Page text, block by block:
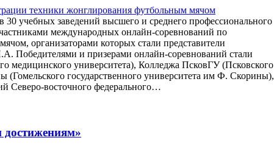
30 учебных заведений высшего и среднего профессионального
международных онлайн-соревнований по
организаторами которых стали представители
и призерами онлайн-соревнований стали
медицинского университета), Колледжа ПсковГУ (Псковского
государственного университета им Ф. Скорины),
восточного федерального…
достижениям»